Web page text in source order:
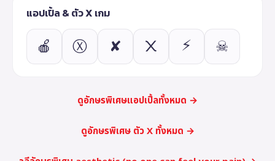
แอปเปิ้ล & ตัว X เกม
🍎 Ⓧ ✘ ᙭ ⚡ ☠
ดูอักษรพิเศษแอปเปิ้ลทั้งหมด →
ดูอักษรพิเศษ ตัว X ทั้งหมด →